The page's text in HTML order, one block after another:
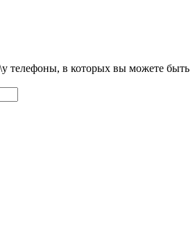
телефоны, в которых вы можете быть